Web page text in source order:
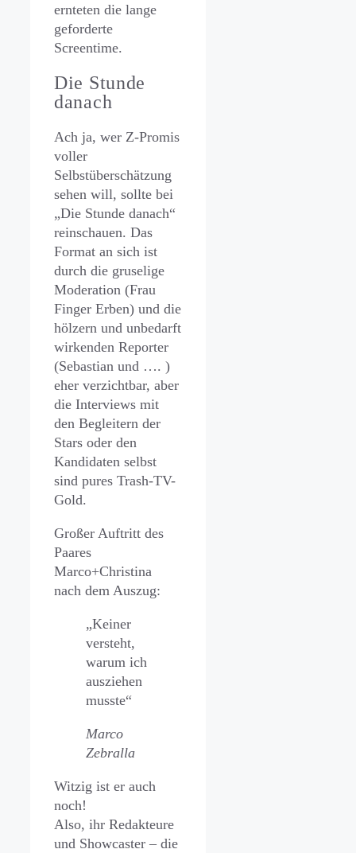
ernteten die lange
geforderte
Screentime.
Die Stunde
danach
Ach ja, wer Z-Promis
voller
Selbstüberschätzung
sehen will, sollte bei
„Die Stunde danach“
reinschauen. Das
Format an sich ist
durch die gruselige
Moderation (Frau
Finger Erben) und die
hölzern und unbedarft
wirkenden Reporter
(Sebastian und …. )
eher verzichtbar, aber
die Interviews mit
den Begleitern der
Stars oder den
Kandidaten selbst
sind pures Trash-TV-
Gold.
Großer Auftritt des
Paares
Marco+Christina
nach dem Auszug:
„Keiner
versteht,
warum ich
ausziehen
musste“
Marco
Zebralla
Witzig ist er auch
noch!
Also, ihr Redakteure
und Showcaster – die